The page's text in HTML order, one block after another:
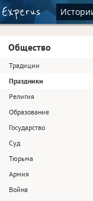
Общество
Традиции
Праздники
Религия
Образование
Государство
Суд
Тюрьма
Армия
Война